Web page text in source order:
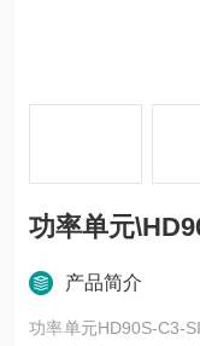
功率单元
产品简介
功率单元HD90S-C3-